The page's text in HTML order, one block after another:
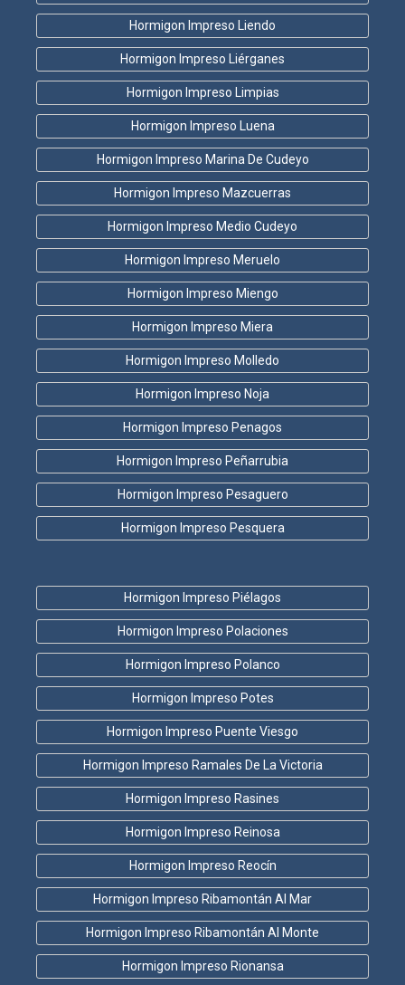
Hormigon Impreso Liendo
Hormigon Impreso Liérganes
Hormigon Impreso Limpias
Hormigon Impreso Luena
Hormigon Impreso Marina De Cudeyo
Hormigon Impreso Mazcuerras
Hormigon Impreso Medio Cudeyo
Hormigon Impreso Meruelo
Hormigon Impreso Miengo
Hormigon Impreso Miera
Hormigon Impreso Molledo
Hormigon Impreso Noja
Hormigon Impreso Penagos
Hormigon Impreso Peñarrubia
Hormigon Impreso Pesaguero
Hormigon Impreso Pesquera
Hormigon Impreso Piélagos
Hormigon Impreso Polaciones
Hormigon Impreso Polanco
Hormigon Impreso Potes
Hormigon Impreso Puente Viesgo
Hormigon Impreso Ramales De La Victoria
Hormigon Impreso Rasines
Hormigon Impreso Reinosa
Hormigon Impreso Reocín
Hormigon Impreso Ribamontán Al Mar
Hormigon Impreso Ribamontán Al Monte
Hormigon Impreso Rionansa